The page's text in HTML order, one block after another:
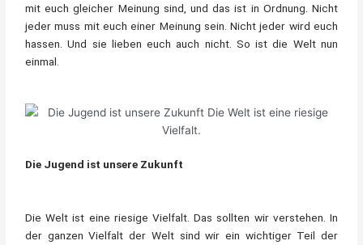
mit euch gleicher Meinung sind, und das ist in Ordnung. Nicht
jeder muss mit euch einer Meinung sein. Nicht jeder wird euch
hassen. Und sie lieben euch auch nicht. So ist die Welt nun
einmal.
Die Jugend ist unsere Zukunft
Die Welt ist eine riesige Vielfalt. Das sollten wir verstehen. In
der ganzen Vielfalt der Welt sind wir ein wichtiger Teil der